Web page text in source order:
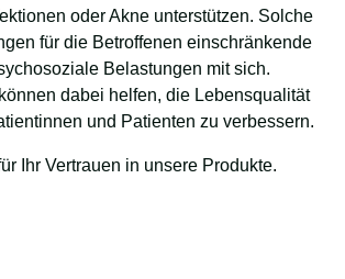
oder Akne unterstützen. Solche
für die Betroffenen einschränkende
Belastungen mit sich.
dabei helfen, die Lebensqualität
und Patienten zu verbessern.
Ihr Vertrauen in unsere Produkte.